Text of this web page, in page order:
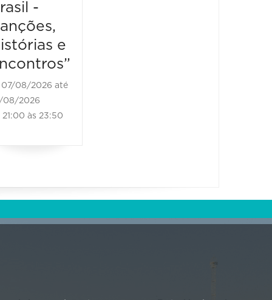
-
e
07/08/2026 até
08/2026
às 23:50